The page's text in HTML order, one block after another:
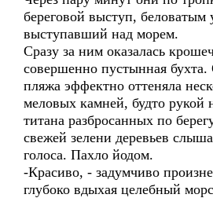
береговой выступ, беловатым
выступавший над морем.
Сразу за ним оказалась
совершенно пустынная бухта.
пляжа эффектно оттеняла
меловых камней, будто рукой
титана разбросанных по
свежей зелени деревьев
голоса. Пахло йодом.
-Красиво, - задумчиво
глубоко вдыхая целебный